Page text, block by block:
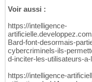
Voir aussi :
https://intelligence-
Bard-font-desormais-
cybercriminels-ils-
d-inciter-les-utilisateurs-
https://intelligence-